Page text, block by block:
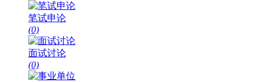
笔试申论
(0)
面试讨论
(0)